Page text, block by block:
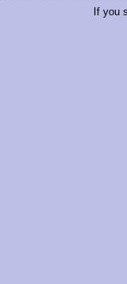
If you